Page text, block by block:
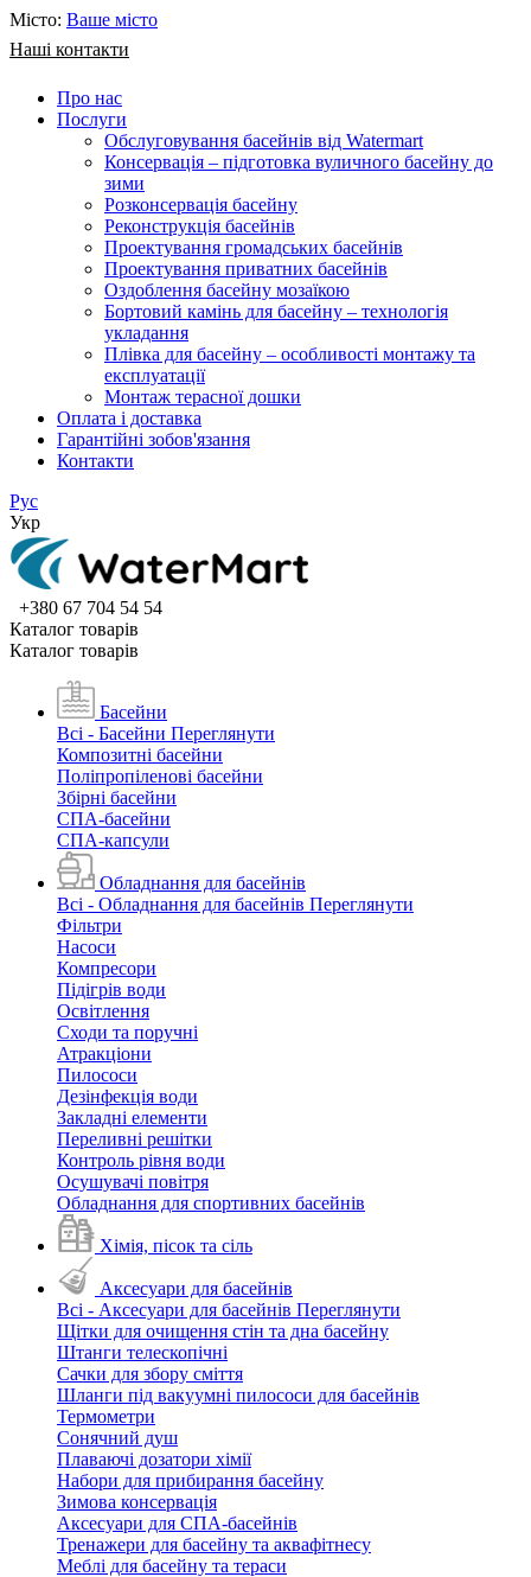
Місто: Ваше місто
Наші контакти
Про нас
Послуги
Обслуговування басейнів від Watermart
Консервація – підготовка вуличного басейну до
зими
Розконсервація басейну
Реконструкція басейнів
Проектування громадських басейнів
Проектування приватних басейнів
Оздоблення басейну мозаїкою
Бортовий камінь для басейну – технологія
укладання
Плівка для басейну – особливості монтажу та
експлуатації
Монтаж терасної дошки
Оплата і доставка
Гарантійні зобов'язання
Контакти
Рус
Укр
+380 67 704 54 54
Каталог товарiв
Каталог товарiв
Басейни
Всі - Басейни Переглянути
Композитні басейни
Поліпропіленові басейни
Збірні басейни
СПА-басейни
СПА-капсули
Обладнання для басейнів
Всі - Обладнання для басейнів Переглянути
Фільтри
Насоси
Компресори
Підігрів води
Освітлення
Сходи та поручні
Атракціони
Пилососи
Дезінфекція води
Закладні елементи
Переливні решітки
Контроль рівня води
Осушувачі повітря
Обладнання для спортивних басейнів
Хімія, пісок та сіль
Аксесуари для басейнів
Всі - Аксесуари для басейнів Переглянути
Щітки для очищення стін та дна басейну
Штанги телескопічні
Сачки для збору сміття
Шланги під вакуумні пилососи для басейнів
Термометри
Сонячний душ
Плаваючі дозатори хімії
Набори для прибирання басейну
Зимова консервація
Аксесуари для СПА-басейнів
Тренажери для басейну та аквафітнесу
Меблі для басейну та тераси